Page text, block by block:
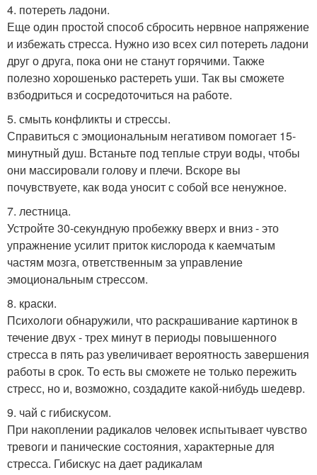
4. потереть ладони.
Еще один простой способ сбросить нервное напряжение
и избежать стресса. Нужно изо всех сил потереть ладони
друг о друга, пока они не станут горячими. Также
полезно хорошенько растереть уши. Так вы сможете
взбодриться и сосредоточиться на работе.
5. смыть конфликты и стрессы.
Справиться с эмоциональным негативом помогает 15-
минутный душ. Встаньте под теплые струи воды, чтобы
они массировали голову и плечи. Вскоре вы
почувствуете, как вода уносит с собой все ненужное.
7. лестница.
Устройте 30-секундную пробежку вверх и вниз - это
упражнение усилит приток кислорода к каемчатым
частям мозга, ответственным за управление
эмоциональным стрессом.
8. краски.
Психологи обнаружили, что раскрашивание картинок в
течение двух - трех минут в периоды повышенного
стресса в пять раз увеличивает вероятность завершения
работы в срок. То есть вы сможете не только пережить
стресс, но и, возможно, создадите какой-нибудь шедевр.
9. чай с гибискусом.
При накоплении радикалов человек испытывает чувство
тревоги и панические состояния, характерные для
стресса. Гибискус на дает радикалам